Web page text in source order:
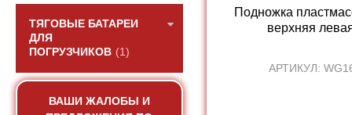
ТЯГОВЫЕ БАТАРЕИ
ДЛЯ
ПОГРУЗЧИКОВ (1)
ВАШИ ЖАЛОБЫ И
Подножка
верхняя
АРТИКУЛ: